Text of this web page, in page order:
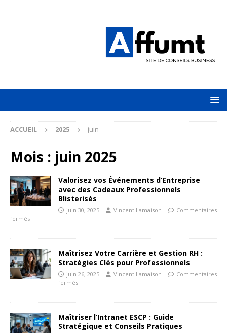
ACCUEIL 2025 juin
Mois : juin 2025
Valorisez vos Événements d’Entreprise
avec des Cadeaux Professionnels
Blisterisés
juin 30, 2025 Vincent Lamaison
Commentaires
fermés
Maîtrisez Votre Carrière et Gestion RH :
Stratégies Clés pour Professionnels
juin 26, 2025 Vincent Lamaison
Commentaires
fermés
Maîtriser l’Intranet ESCP : Guide
Stratégique et Conseils Pratiques